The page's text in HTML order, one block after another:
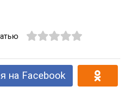
на Facebook